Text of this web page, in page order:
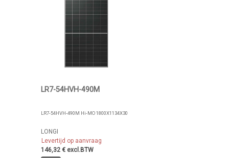
LR7-54HVH-490M
LR7-54HVH-490M Hi-MO 1800X1134X30
LONGI
Levertijd op aanvraag
146,32 € excl.BTW